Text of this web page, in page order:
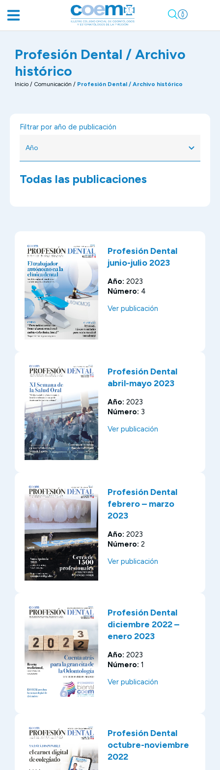
Profesión Dental / Archivo
histórico
Inicio / Comunicación / Profesión Dental / Archivo histórico
Filtrar por año de publicación
Todas las publicaciones
Profesión Dental
junio-julio 2023
Año: 2023
Número: 4
Ver publicación
Profesión Dental
abril-mayo 2023
Año: 2023
Número: 3
Ver publicación
Profesión Dental
febrero – marzo
2023
Año: 2023
Número: 2
Ver publicación
Profesión Dental
diciembre 2022 –
enero 2023
Año: 2023
Número: 1
Ver publicación
Profesión Dental
octubre-noviembre
2022